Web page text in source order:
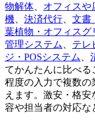
物解体
オフィスや
機
決済代行 文書
葉植物・オフィスグ
管理システム
テレ
ジ・POSシステム
てかんたんに比べる
程度の入力で複数の
えます。激安・格
容や担当者の対応な